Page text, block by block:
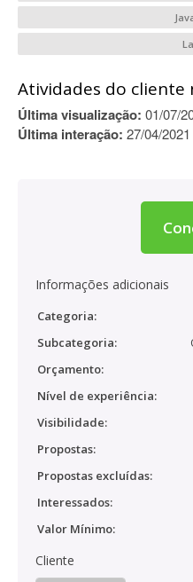
Atividades do cliente
Última visualização: 01/07/
Última interação: 27/04/
Informações adicionais
Categoria:
Subcategoria:
Orçamento:
Nível de experiência:
Visibilidade:
Propostas:
Propostas excluídas:
Interessados:
Valor Mínimo:
Cliente